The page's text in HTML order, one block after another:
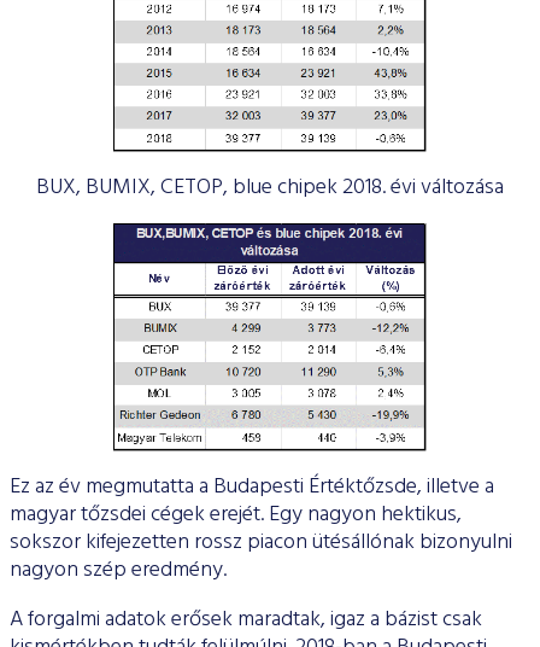
BUX, BUMIX, CETOP, blue chipek 2018. évi változása
Ez az év megmutatta a Budapesti Értéktőzsde, illetve a
magyar tőzsdei cégek erejét. Egy nagyon hektikus,
sokszor kifejezetten rossz piacon ütésállónak bizonyulni
nagyon szép eredmény.
A forgalmi adatok erősek maradtak, igaz a bázist csak